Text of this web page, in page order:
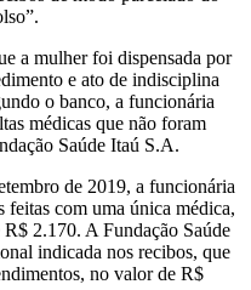
a mulher foi dispensada por
e ato de indisciplina
o banco, a funcionária
médicas que não foram
Saúde Itaú S.A.
de 2019, a funcionária
feitas com uma única médica,
2.170. A Fundação Saúde
indicada nos recibos, que
no valor de R$